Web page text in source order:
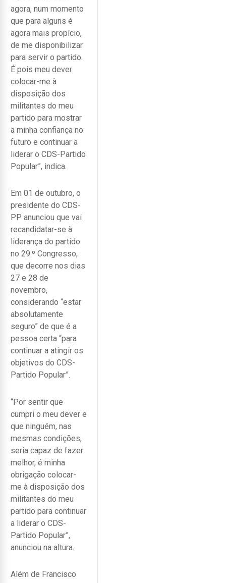
agora, num momento
que para alguns é
agora mais propício,
de me disponibilizar
para servir o partido.
É pois meu dever
colocar-me à
disposição dos
militantes do meu
partido para mostrar
a minha confiança no
futuro e continuar a
liderar o CDS-Partido
Popular”, indica.
Em 01 de outubro, o
presidente do CDS-
PP anunciou que vai
recandidatar-se à
liderança do partido
no 29.º Congresso,
que decorre nos dias
27 e 28 de
novembro,
considerando “estar
absolutamente
seguro” de que é a
pessoa certa “para
continuar a atingir os
objetivos do CDS-
Partido Popular”.
“Por sentir que
cumpri o meu dever e
que ninguém, nas
mesmas condições,
seria capaz de fazer
melhor, é minha
obrigação colocar-
me à disposição dos
militantes do meu
partido para continuar
a liderar o CDS-
Partido Popular”,
anunciou na altura.
Além de Francisco